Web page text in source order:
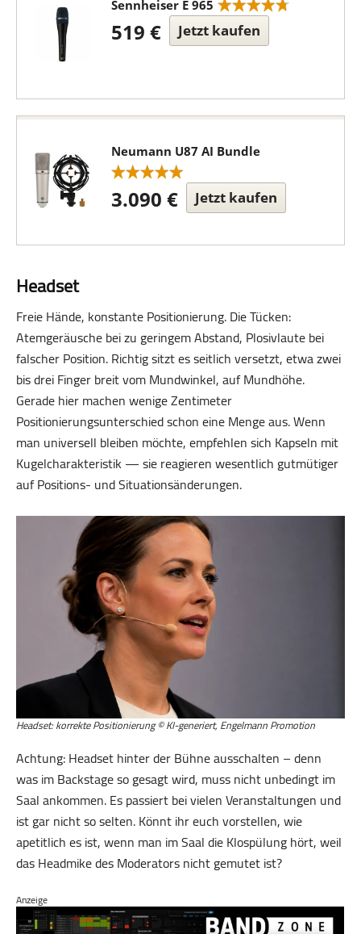
Sennheiser E 965
519 € Jetzt kaufen
Neumann U87 AI Bundle
3.090 € Jetzt kaufen
Headset
Freie Hände, konstante Positionierung. Die Tücken:
Atemgeräusche bei zu geringem Abstand, Plosivlaute bei
falscher Position. Richtig sitzt es seitlich versetzt, etwa zwei
bis drei Finger breit vom Mundwinkel, auf Mundhöhe.
Gerade hier machen wenige Zentimeter
Positionierungsunterschied schon eine Menge aus. Wenn
man universell bleiben möchte, empfehlen sich Kapseln mit
Kugelcharakteristik — sie reagieren wesentlich gutmütiger
auf Positions- und Situationsänderungen.
Headset: korrekte Positionierung © KI-generiert, Engelmann Promotion
Achtung: Headset hinter der Bühne ausschalten – denn
was im Backstage so gesagt wird, muss nicht unbedingt im
Saal ankommen. Es passiert bei vielen Veranstaltungen und
ist gar nicht so selten. Könnt ihr euch vorstellen, wie
apetitlich es ist, wenn man im Saal die Klospülung hört, weil
das Headmike des Moderators nicht gemutet ist?
Anzeige